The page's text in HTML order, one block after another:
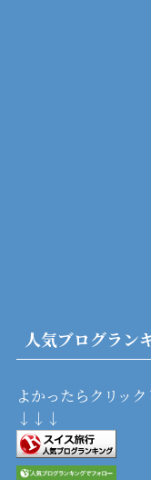
人気ブログラン
よかったらクリック
↓↓↓